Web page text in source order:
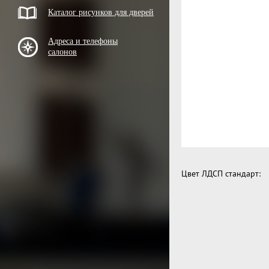
Каталог рисунков для дверей
Адреса и телефоны
салонов
Цвет ЛДСП стандарт: